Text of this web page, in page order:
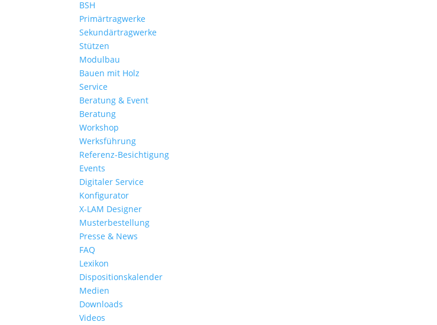
BSH
Primärtragwerke
Sekundärtragwerke
Stützen
Modulbau
Bauen mit Holz
Service
Beratung & Event
Beratung
Workshop
Werksführung
Referenz-Besichtigung
Events
Digitaler Service
Konfigurator
X-LAM Designer
Musterbestellung
Presse & News
FAQ
Lexikon
Dispositionskalender
Medien
Downloads
Videos